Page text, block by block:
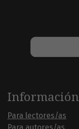
Información
Para lectores/as